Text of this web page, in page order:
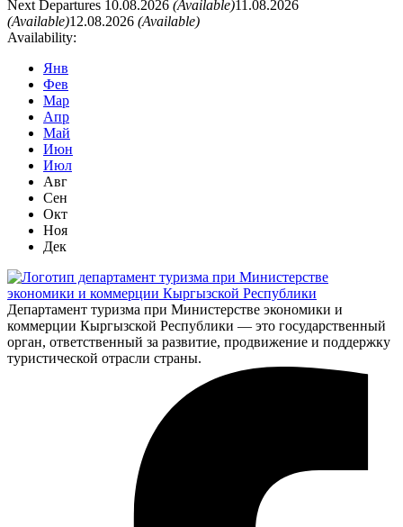
Next Departures 10.08.2026 (Available)11.08.2026
(Available)12.08.2026 (Available)
Availability:
Янв
Фев
Мар
Апр
Май
Июн
Июл
Авг
Сен
Окт
Ноя
Дек
Департамент туризма при Министерстве экономики и
коммерции Кыргызской Республики — это государственный
орган, ответственный за развитие, продвижение и поддержку
туристической отрасли страны.